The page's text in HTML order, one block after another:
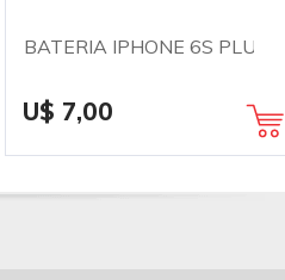
BATERIA IPHONE 6S PLUS
U$ 7,00